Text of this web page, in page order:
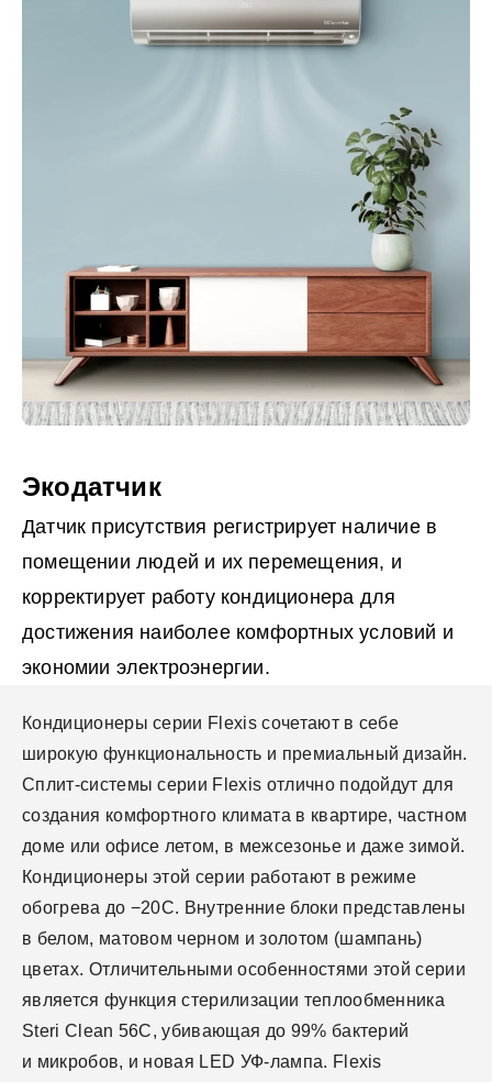
Экодатчик
Датчик присутствия регистрирует наличие в
помещении людей и их перемещения, и
корректирует работу кондиционера для
достижения наиболее комфортных условий и
экономии электроэнергии.
Кондиционеры серии Flexis сочетают в себе
широкую функциональность и премиальный дизайн.
Сплит-системы серии Flexis отлично подойдут для
создания комфортного климата в квартире, частном
доме или офисе летом, в межсезонье и даже зимой.
Кондиционеры этой серии работают в режиме
обогрева до −20С. Внутренние блоки представлены
в белом, матовом черном и золотом (шампань)
цветах. Отличительными особенностями этой серии
является функция стерилизации теплообменника
Steri Clean 56C, убивающая до 99% бактерий
и микробов, и новая LED УФ-лампа. Flexis